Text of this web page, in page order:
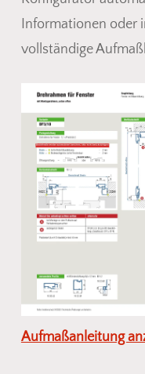
Informationen oder
vollständige
Aufmaßanleitung